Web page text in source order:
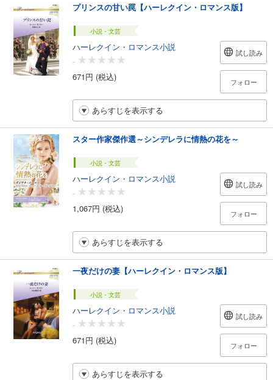
プリンスの甘い罠【ハーレクイン・ロマンス版】
小説・文芸
ハーレクイン・ロマンス小説
-
671円 (税込)
試し読み
フォロー
あらすじを表示する
スター作家傑作選～シンデレラに情熱の花を～
小説・文芸
ハーレクイン・ロマンス小説
-
1,067円 (税込)
試し読み
フォロー
あらすじを表示する
一夜だけの妻【ハーレクイン・ロマンス版】
小説・文芸
ハーレクイン・ロマンス小説
-
671円 (税込)
試し読み
フォロー
あらすじを表示する